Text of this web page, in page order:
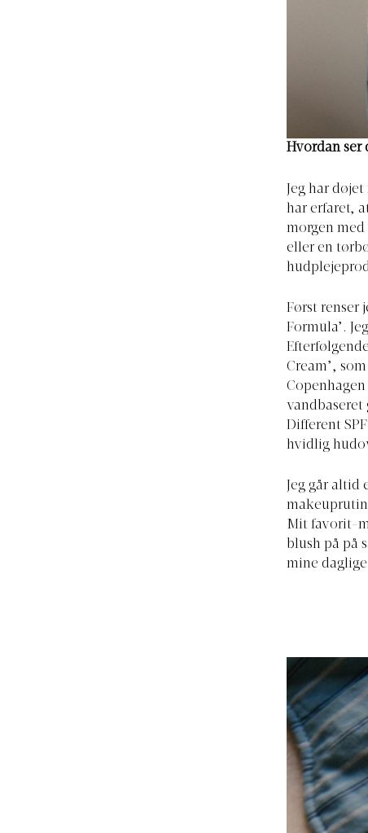
Hvordan ser
Jeg har
har erfaret,
morgen
eller en
Først renser
Formula’.
Cream’,
vandbaseret
Different
hvidlig
Jeg går
Mit favorit-
blush på på
mine